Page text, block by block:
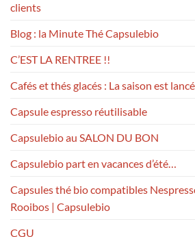
clients
Blog : la Minute Thé Capsulebio
C’EST LA RENTREE !!
Cafés et thés glacés : La saison est
Capsule espresso réutilisable
Capsulebio au SALON DU BON
Capsulebio part en vacances d’été…
Capsules thé bio compatibles
Rooibos | Capsulebio
CGU